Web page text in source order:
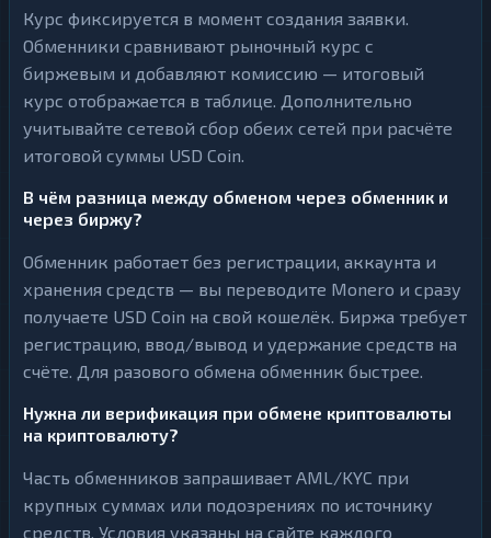
Курс фиксируется в момент создания заявки.
Обменники сравнивают рыночный курс с
биржевым и добавляют комиссию — итоговый
курс отображается в таблице. Дополнительно
учитывайте сетевой сбор обеих сетей при расчёте
итоговой суммы USD Coin.
В чём разница между обменом через обменник и
через биржу?
Обменник работает без регистрации, аккаунта и
хранения средств — вы переводите Monero и сразу
получаете USD Coin на свой кошелёк. Биржа требует
регистрацию, ввод/вывод и удержание средств на
счёте. Для разового обмена обменник быстрее.
Нужна ли верификация при обмене криптовалюты
на криптовалюту?
Часть обменников запрашивает AML/KYC при
крупных суммах или подозрениях по источнику
средств. Условия указаны на сайте каждого